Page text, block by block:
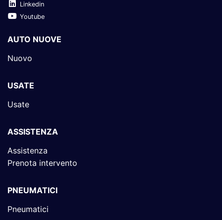
Linkedin
Youtube
AUTO NUOVE
Nuovo
USATE
Usate
ASSISTENZA
Assistenza
Prenota intervento
PNEUMATICI
Pneumatici